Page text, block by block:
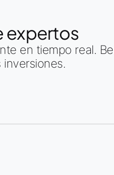
expertos
en tiempo real.